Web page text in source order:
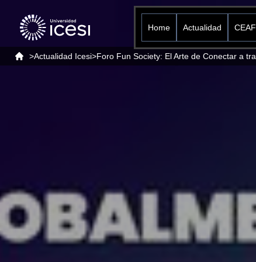
>Actualidad Icesi>
Home Actualidad CEAF